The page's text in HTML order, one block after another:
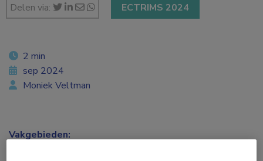
Delen via: ECTRIMS 2024
2 min
sep 2024
Moniek Veltman
Vakgebieden: